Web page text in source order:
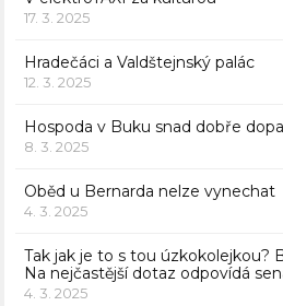
17. 3. 2025
Hradečáci a Valdštejnský palác
12. 3. 2025
Hospoda v Buku snad dobře
8. 3. 2025
Oběd u Bernarda nelze vynechat
4. 3. 2025
Tak jak je to s tou úzkokolejkou?
Na nejčastější dotaz odpovídá
4. 3. 2025